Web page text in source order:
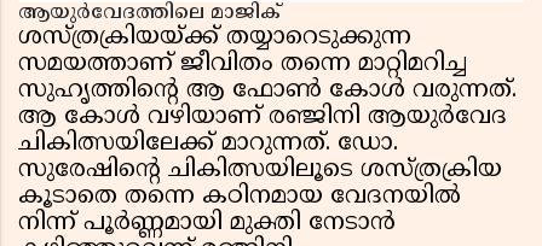
ആയുർവേദത്തിലെ മാജിക്
ശസ്ത്രക്രിയയ്ക്ക് തയ്യാറെടുക്കുന്ന
സമയത്താണ് ജീവിതം തന്നെ മാറ്റിമറിച്ച
സുഹൃത്തിൻ്റെ ആ ഫോൺ കോൾ വരുന്നത്.
ആ കോൾ വഴിയാണ് രഞ്ജിനി ആയുർവേദ
ചികിത്സയിലേക്ക് മാറുന്നത്. ഡോ.
സുരേഷിൻ്റെ ചികിത്സയിലൂടെ ശസ്ത്രക്രിയ
കൂടാതെ തന്നെ കഠിനമായ വേദനയിൽ
നിന്ന് പൂർണ്ണമായി മുക്തി നേടാൻ